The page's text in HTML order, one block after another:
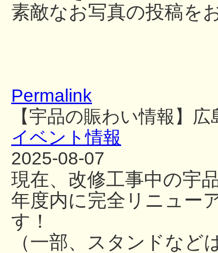
素敵なお写真の投稿を
Permalink
【宇品の賑わい情報】
イベント情報
2025-08-07
現在、改修工事中の宇
年度内に完全リニュー
す！
（一部、スタンドなど